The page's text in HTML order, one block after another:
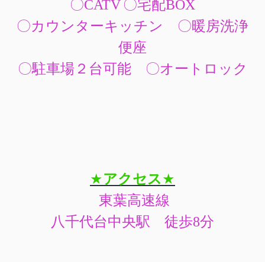
〇CATV 〇宅配BOX
〇カウンターキッチン 〇暖房洗浄
便座
〇駐車場２台可能 〇オートロック
★アクセス★
東葉高速線
八千代台中央駅 徒歩8分